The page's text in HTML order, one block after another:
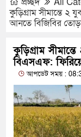
কুড়িগ্রাম সীমান্তে
আনতে বিজিবির
কুড়িগ্রাম
বিএসএফ:
আপডেট সময় :